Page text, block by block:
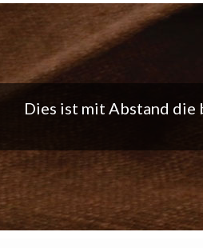
Tolle App, ich liebe die